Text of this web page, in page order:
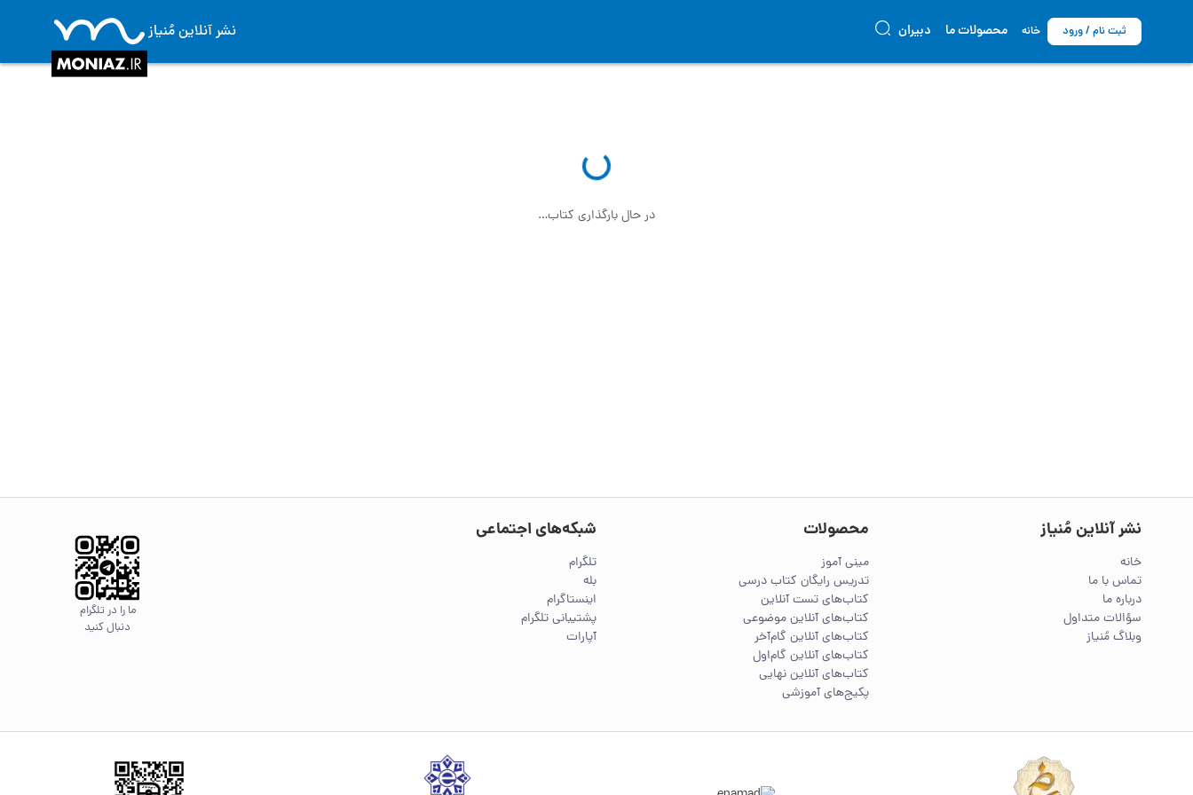
ثبت نام / ورود خانه محصولات ما دبیران نشر آنلاین مُنیاز
در حال بارگذاری کتاب…
نشر آنلاین مُنیاز
خانه
تماس با ما
درباره ما
سؤالات متداول
وبلاگ مُنیاز
محصولات
مینی آموز
تدریس رایگان کتاب درسی
کتاب‌های تست آنلاین
کتاب‌های آنلاین موضوعی
کتاب‌های آنلاین گام‌آخر
کتاب‌های آنلاین گام‌اول
کتاب‌های آنلاین نهایی
پکیج‌های آموزشی
شبکه‌های اجتماعی
تلگرام
بله
اینستاگرام
پشتیبانی تلگرام
آپارات
ما را در تلگرام
دنبال کنید